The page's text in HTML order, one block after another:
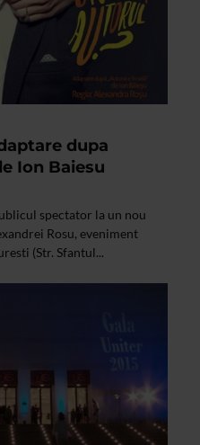
dupa
Ion Baiesu
spectator la un nou
Rosu, eveniment
(Str. Sfantul...